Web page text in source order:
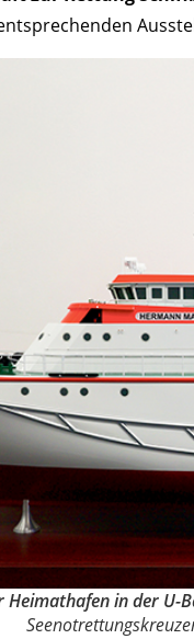
Heimathafen in der U-